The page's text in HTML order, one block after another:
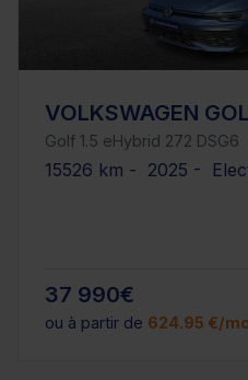
VOLKSWAGEN
Golf 1.5 eHybrid 272 DSG6
15526 km - 2025 -
37 990€
ou à partir de 624.95 €/